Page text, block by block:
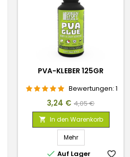
PVA-KLEBER 125GR
Bewertungen: 1
Preis
3,24 € Verkaufspreis
4,05 €
 In den Warenkorb
Mehr
 Auf Lager favorite_border